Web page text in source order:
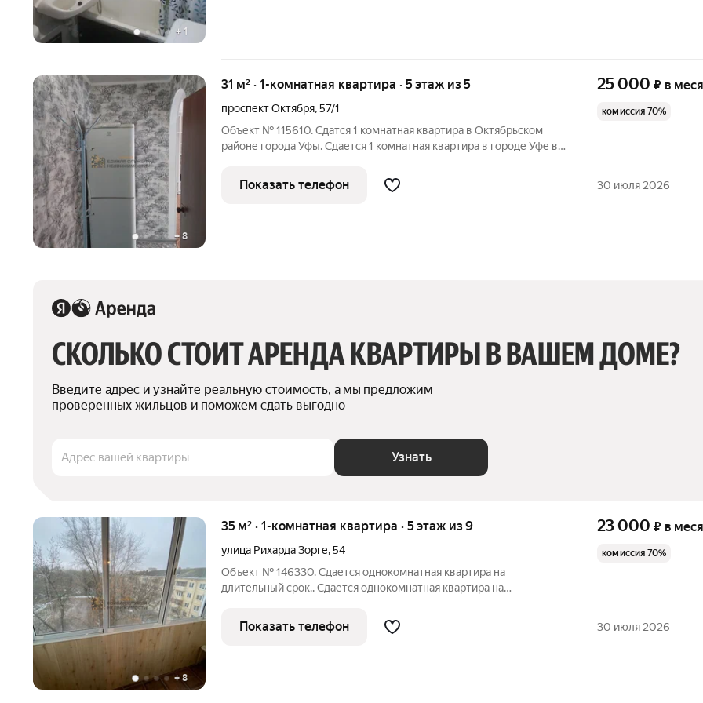
+ 1
+ 8
31 м² · 1-комнатная квартира · 5 этаж из 5
проспект Октября,57/1
Объект № 115610. Сдатся 1 комнатная квартира в Октябрьском
районе города Уфы. Сдается 1 комнатная квартира в городе Уфе в
25 000 ₽ в
комиссия 70%
Показать телефон 30 июля 2026
СКОЛЬКО СТОИТ АРЕНДА КВАРТИРЫ В ВАШЕМ ДОМЕ?
Введите адрес и узнайте реальную стоимость, а мы предложим
проверенных жильцов и поможем сдать выгодно
Адрес вашей квартиры Узнать
+ 8
35 м² · 1-комнатная квартира · 5 этаж из 9
улица Рихарда Зорге,54
Объект № 146330. Сдается однокомнатная квартира на
длительный срок.. Сдается однокомнатная квартира на
23 000 ₽ в
комиссия 70%
Показать телефон 30 июля 2026